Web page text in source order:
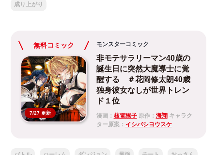
成り上がり
無料コミック
7/27 更新
モンスターコミック
非モテサラリーマン40歳の
誕生日に突然大魔導士に覚
醒する ＃花岡修太朗40歳
独身彼女なしが世界トレン
ド１位
漫画： 核電猴子原作： 海翔キャラク
ター原案： イシバシヨウスケ